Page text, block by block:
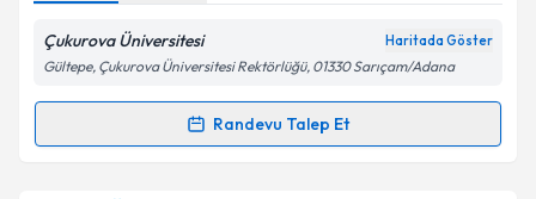
Metni'ni okudum ve kişisel verilerimin belirtilen
kapsamda işlenmesini kabul ediyorum.
Takvim Talebini Gönder
Çukurova Üniversitesi Haritada Göster
Gültepe, Çukurova Üniversitesi Rektörlüğü, 01330 Sarıçam/Adana
Randevu Talep Et
Randevu Takvimi Talebi